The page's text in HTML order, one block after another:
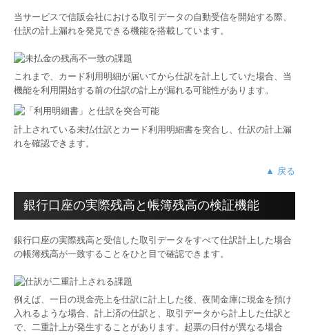
当サービスで信販会社における取引データの自動受信を開始する際、
仕訳の計上漏れを発見できる機能を搭載しています。
これまで、カード利用明細が届いてから仕訳を計上していた場合、当
機能を利用開始する前の仕訳の計上が漏れる可能性があります。
計上されている未払仕訳とカード利用明細書を突合し、仕訳の計上漏
れを確認できます。
▲ 戻る
銀行口座の実際残高と帳簿残高の検証機能
銀行口座の実際残高と受信した取引データをすべて仕訳計上した場合
の帳簿残高が一致することをひと目で確認できます。
例えば、一日の現金売上を仕訳に計上した後、夜間金庫に現金を預け
入れるような場合、計上済の仕訳と、取引データから計上した仕訳と
で、二重計上が発生することがあります。起票の日付が異なる場合